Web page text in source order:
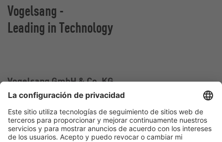
Vogelsang -
Leading in Technology
Vogelsang GmbH & Co. KG
Holthoege 10-14
49632 Essen (Oldenburg)
Alemania